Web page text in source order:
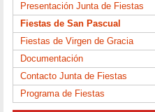
Presentación Junta de Fiestas
Fiestas de San Pascual
Fiestas de Virgen de Gracia
Documentación
Contacto Junta de Fiestas
Programa de Fiestas